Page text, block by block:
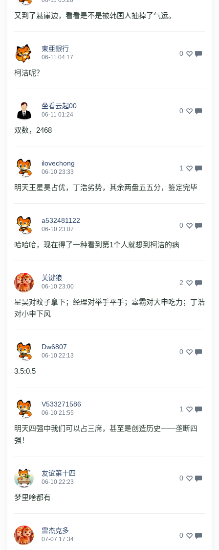
又到了悬崖边，看看是不是被韩国人抽掉了气运。
東亜銀行
06-11 04:17 0
柯洁呢？
坐看云起00
06-11 01:24 0
双数，2468
ilovechong
06-10 23:33 1
明天王星昊占优，丁浩劣势，其余两盘五五分，鉴定完毕
a532481122
06-10 23:07 0
哈哈哈，现在得了一种看到第1个人就想到柯洁的病
关键狼
06-10 23:00 2
星昊对旼子拿下；经理对举手平手；辜霸对大申吃力；丁浩
对小申下风
Dw6807
06-10 22:13 0
3.5:0.5
V533271586
06-10 21:55 1
明天四强中我们可以占三席，甚至是创造历史——垄断四
强！
友谊第十四
06-10 22:23 0
梦里啥都有
雷杰克多
07-07 17:34 0